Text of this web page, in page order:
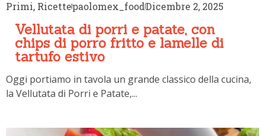
Primi, Ricettepaolomex_foodDicembre 2, 2025
Vellutata di porri e patate, con
chips di porro fritto e lamelle di
tartufo estivo
Oggi portiamo in tavola un grande classico della cucina,
la Vellutata di Porri e Patate,...